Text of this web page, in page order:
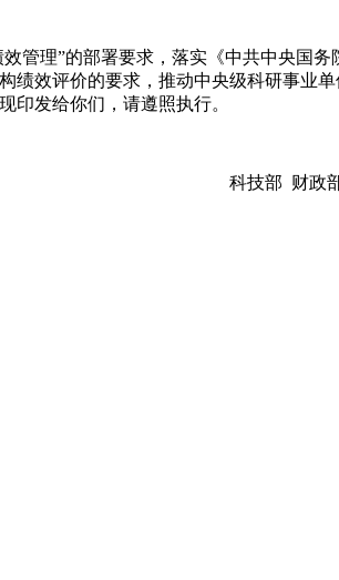
管理”的部署要求，落实《中共中央国务
效评价的要求，推动中央级科研事业单
印发给你们，请遵照执行。
财政